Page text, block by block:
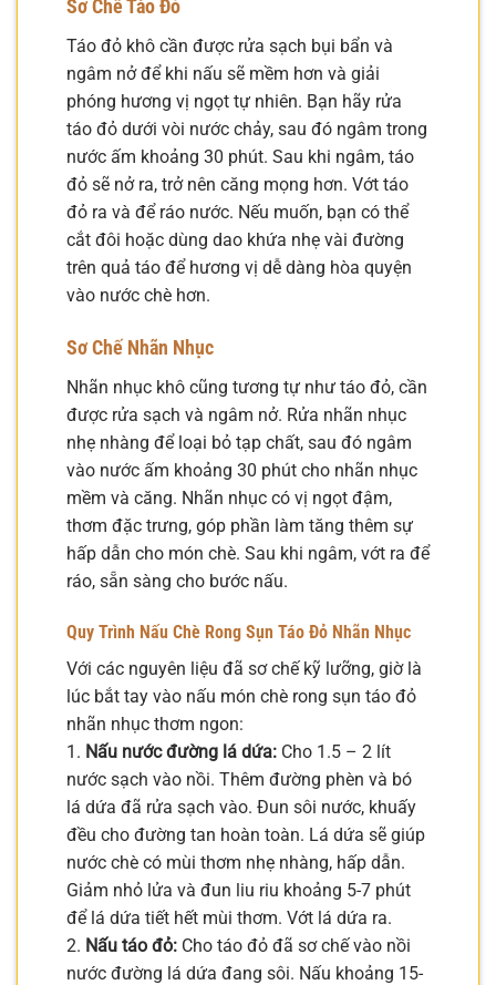
Sơ Chế Táo Đỏ
Táo đỏ khô cần được rửa sạch bụi bẩn và
ngâm nở để khi nấu sẽ mềm hơn và giải
phóng hương vị ngọt tự nhiên. Bạn hãy rửa
táo đỏ dưới vòi nước chảy, sau đó ngâm trong
nước ấm khoảng 30 phút. Sau khi ngâm, táo
đỏ sẽ nở ra, trở nên căng mọng hơn. Vớt táo
đỏ ra và để ráo nước. Nếu muốn, bạn có thể
cắt đôi hoặc dùng dao khứa nhẹ vài đường
trên quả táo để hương vị dễ dàng hòa quyện
vào nước chè hơn.
Sơ Chế Nhãn Nhục
Nhãn nhục khô cũng tương tự như táo đỏ, cần
được rửa sạch và ngâm nở. Rửa nhãn nhục
nhẹ nhàng để loại bỏ tạp chất, sau đó ngâm
vào nước ấm khoảng 30 phút cho nhãn nhục
mềm và căng. Nhãn nhục có vị ngọt đậm,
thơm đặc trưng, góp phần làm tăng thêm sự
hấp dẫn cho món chè. Sau khi ngâm, vớt ra để
ráo, sẵn sàng cho bước nấu.
Quy Trình Nấu Chè Rong Sụn Táo Đỏ Nhãn Nhục
Với các nguyên liệu đã sơ chế kỹ lưỡng, giờ là
lúc bắt tay vào nấu món chè rong sụn táo đỏ
nhãn nhục thơm ngon:
1. Nấu nước đường lá dứa: Cho 1.5 – 2 lít
nước sạch vào nồi. Thêm đường phèn và bó
lá dứa đã rửa sạch vào. Đun sôi nước, khuấy
đều cho đường tan hoàn toàn. Lá dứa sẽ giúp
nước chè có mùi thơm nhẹ nhàng, hấp dẫn.
Giảm nhỏ lửa và đun liu riu khoảng 5-7 phút
để lá dứa tiết hết mùi thơm. Vớt lá dứa ra.
2. Nấu táo đỏ: Cho táo đỏ đã sơ chế vào nồi
nước đường lá dứa đang sôi. Nấu khoảng 15-